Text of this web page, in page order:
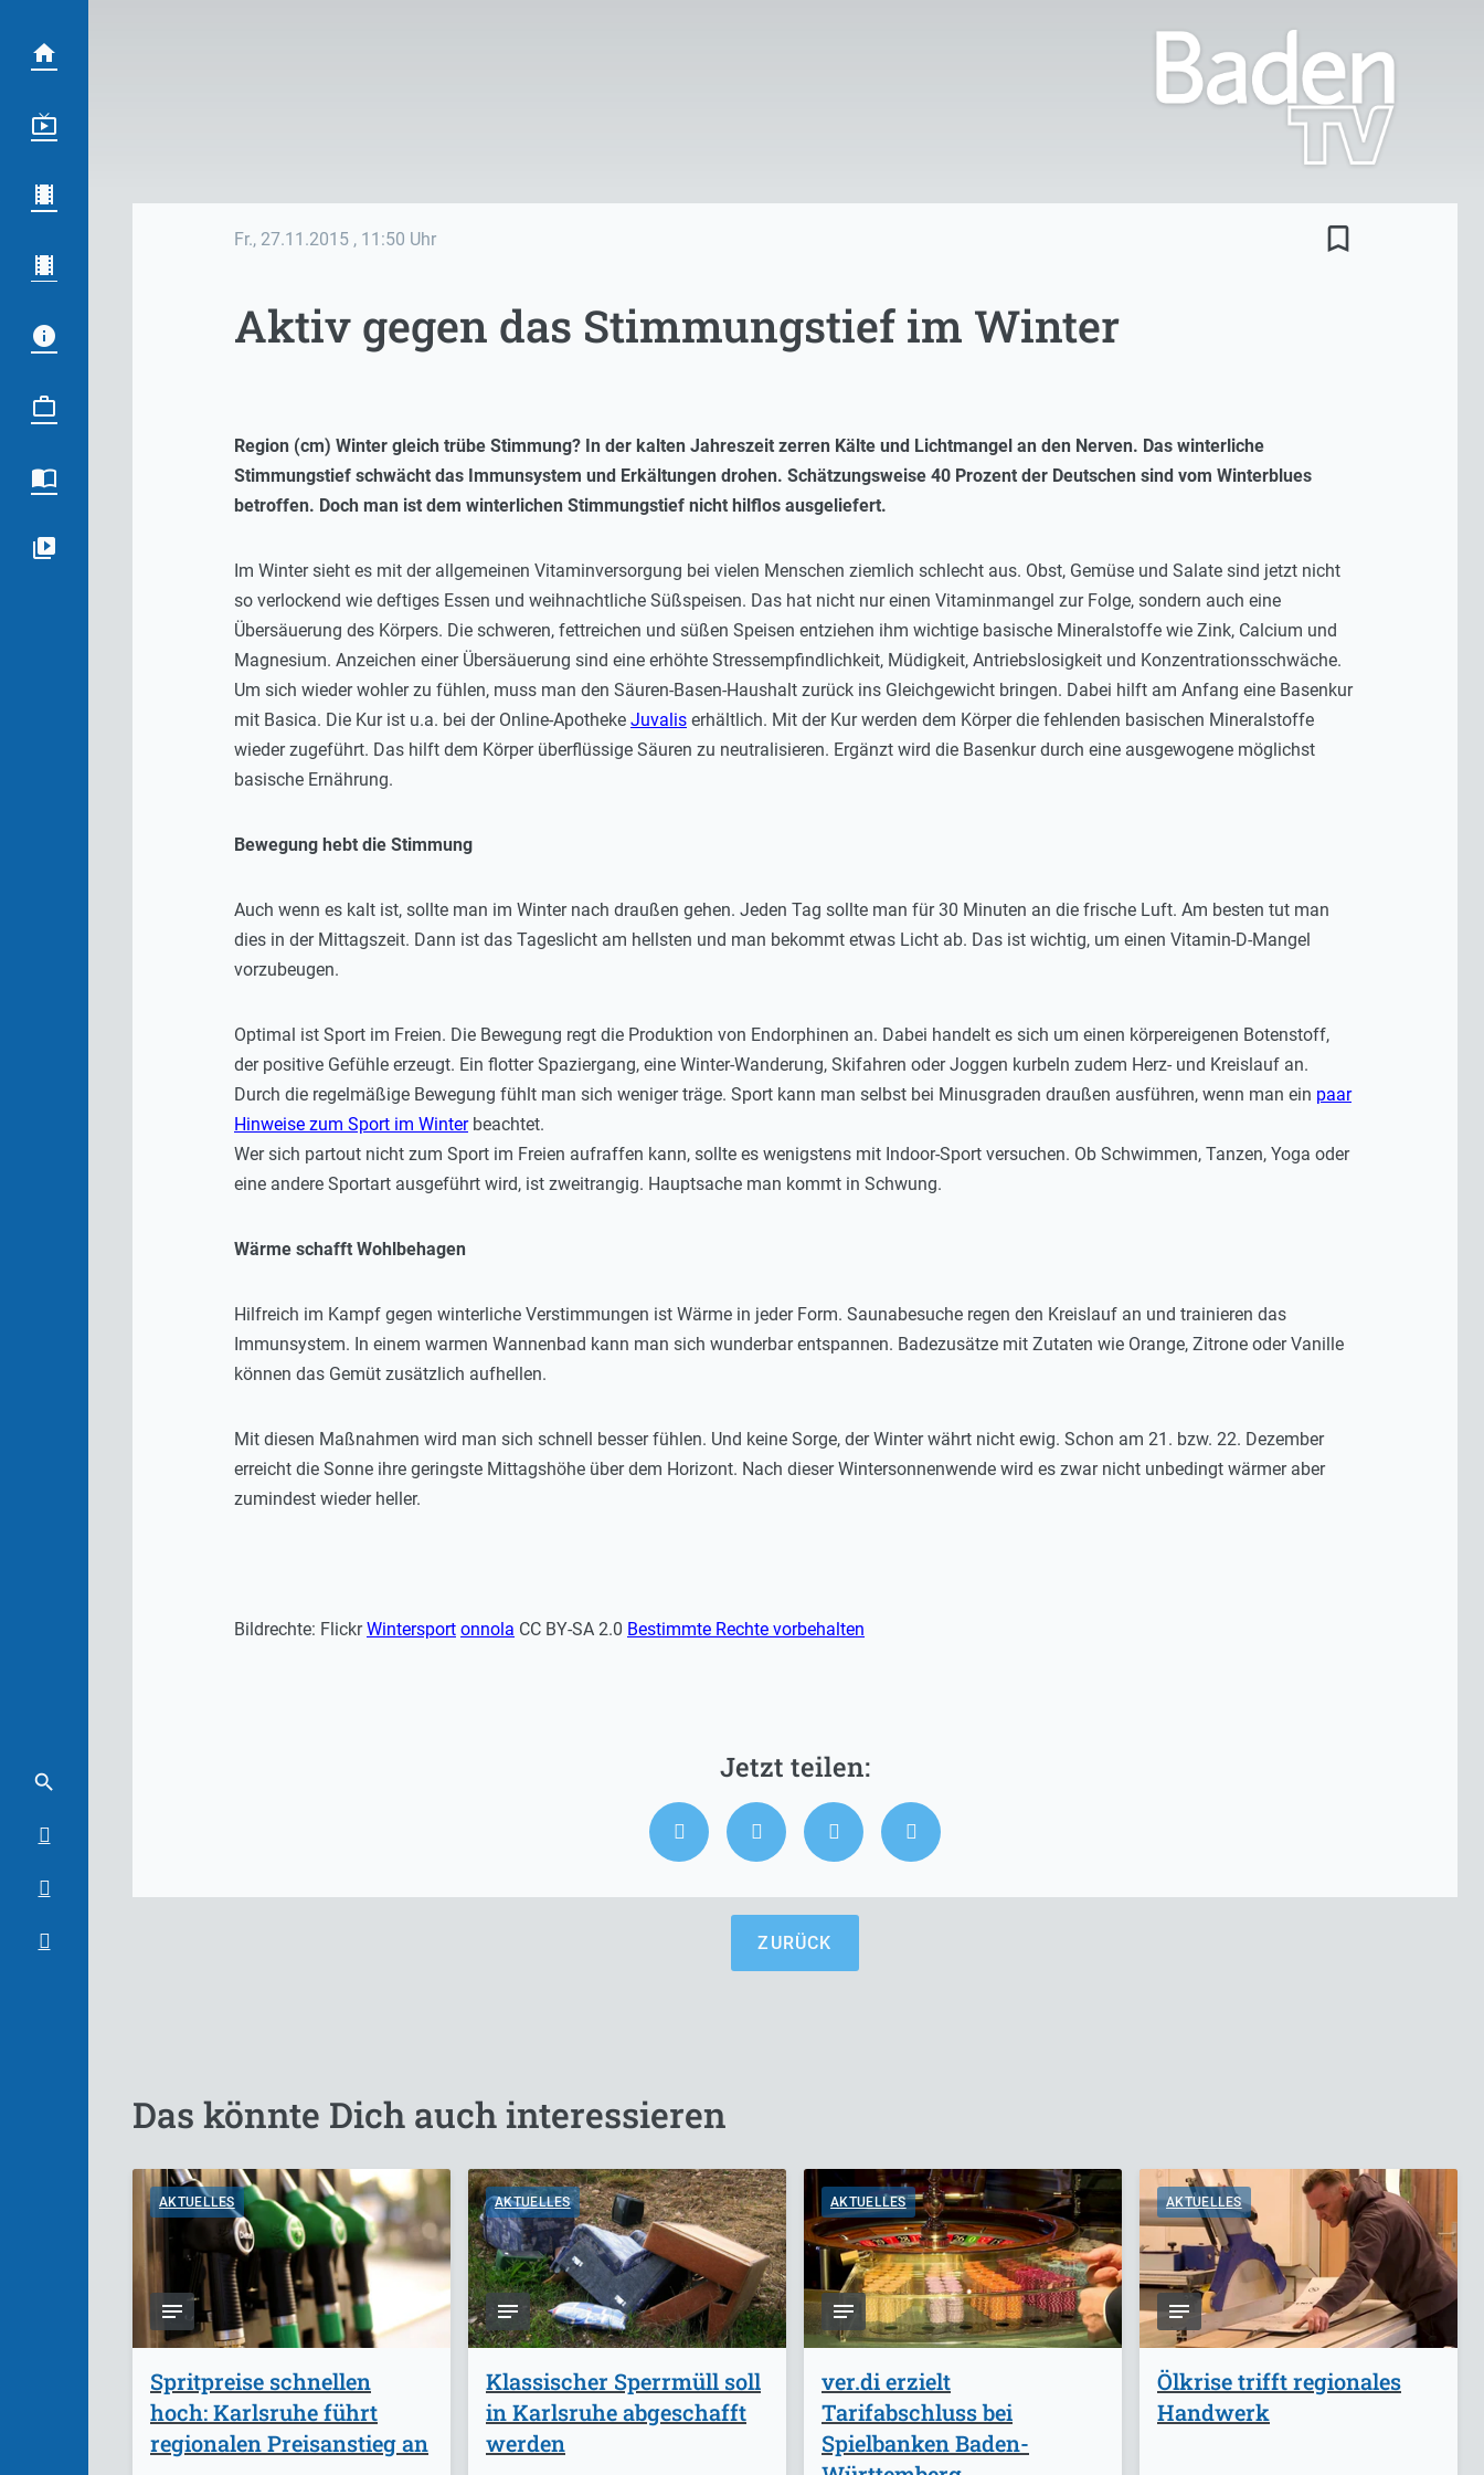
Fr., 27.11.2015 , 11:50 Uhr bookmark_border
Aktiv gegen das Stimmungstief im Winter
Region (cm) Winter gleich trübe Stimmung? In der kalten Jahreszeit zerren Kälte und Lichtmangel an den Nerven. Das winterliche
Stimmungstief schwächt das Immunsystem und Erkältungen drohen. Schätzungsweise 40 Prozent der Deutschen sind vom Winterblues
betroffen. Doch man ist dem winterlichen Stimmungstief nicht hilflos ausgeliefert.
Im Winter sieht es mit der allgemeinen Vitaminversorgung bei vielen Menschen ziemlich schlecht aus. Obst, Gemüse und Salate sind jetzt nicht
so verlockend wie deftiges Essen und weihnachtliche Süßspeisen. Das hat nicht nur einen Vitaminmangel zur Folge, sondern auch eine
Übersäuerung des Körpers. Die schweren, fettreichen und süßen Speisen entziehen ihm wichtige basische Mineralstoffe wie Zink, Calcium und
Magnesium. Anzeichen einer Übersäuerung sind eine erhöhte Stressempfindlichkeit, Müdigkeit, Antriebslosigkeit und Konzentrationsschwäche.
Um sich wieder wohler zu fühlen, muss man den Säuren-Basen-Haushalt zurück ins Gleichgewicht bringen. Dabei hilft am Anfang eine Basenkur
mit Basica. Die Kur ist u.a. bei der Online-Apotheke Juvalis erhältlich. Mit der Kur werden dem Körper die fehlenden basischen Mineralstoffe
wieder zugeführt. Das hilft dem Körper überflüssige Säuren zu neutralisieren. Ergänzt wird die Basenkur durch eine ausgewogene möglichst
basische Ernährung.
Bewegung hebt die Stimmung
Auch wenn es kalt ist, sollte man im Winter nach draußen gehen. Jeden Tag sollte man für 30 Minuten an die frische Luft. Am besten tut man
dies in der Mittagszeit. Dann ist das Tageslicht am hellsten und man bekommt etwas Licht ab. Das ist wichtig, um einen Vitamin-D-Mangel
vorzubeugen.
Optimal ist Sport im Freien. Die Bewegung regt die Produktion von Endorphinen an. Dabei handelt es sich um einen körpereigenen Botenstoff,
der positive Gefühle erzeugt. Ein flotter Spaziergang, eine Winter-Wanderung, Skifahren oder Joggen kurbeln zudem Herz- und Kreislauf an.
Durch die regelmäßige Bewegung fühlt man sich weniger träge. Sport kann man selbst bei Minusgraden draußen ausführen, wenn man ein paar
Hinweise zum Sport im Winterbeachtet.
Wer sich partout nicht zum Sport im Freien aufraffen kann, sollte es wenigstens mit Indoor-Sport versuchen. Ob Schwimmen, Tanzen, Yoga oder
eine andere Sportart ausgeführt wird, ist zweitrangig. Hauptsache man kommt in Schwung.
Wärme schafft Wohlbehagen
Hilfreich im Kampf gegen winterliche Verstimmungen ist Wärme in jeder Form. Saunabesuche regen den Kreislauf an und trainieren das
Immunsystem. In einem warmen Wannenbad kann man sich wunderbar entspannen. Badezusätze mit Zutaten wie Orange, Zitrone oder Vanille
können das Gemüt zusätzlich aufhellen.
Mit diesen Maßnahmen wird man sich schnell besser fühlen. Und keine Sorge, der Winter währt nicht ewig. Schon am 21. bzw. 22. Dezember
erreicht die Sonne ihre geringste Mittagshöhe über dem Horizont. Nach dieser Wintersonnenwende wird es zwar nicht unbedingt wärmer aber
zumindest wieder heller.
Bildrechte: FlickrWintersport onnola CC BY-SA 2.0 Bestimmte Rechte vorbehalten
ZURÜCK
Das könnte Dich auch interessieren
AKTUELLES
Spritpreise schnellen
hoch: Karlsruhe führt
regionalen Preisanstieg an
AKTUELLES
Klassischer Sperrmüll soll
in Karlsruhe abgeschafft
werden
AKTUELLES
ver.di erzielt
Tarifabschluss bei
Spielbanken Baden-
AKTUELLES
Ölkrise trifft regionales
Handwerk